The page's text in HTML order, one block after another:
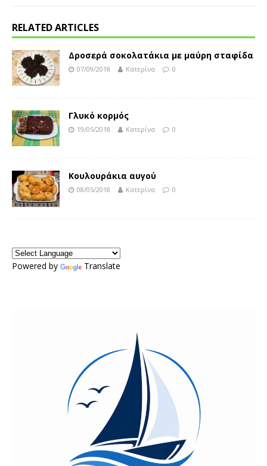
RELATED ARTICLES
Δροσερά σοκολατάκια με μαύρη σταφίδα
07/09/2018 Κατερίνα 0
Γλυκό κορμός
19/05/2018 Κατερίνα 0
Κουλουράκια αυγού
08/05/2018 Κατερίνα 0
Powered by Translate